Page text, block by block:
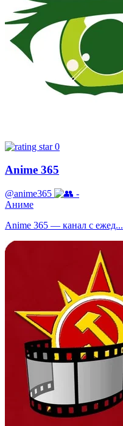
0
Anime 365
@anime365
-
Аниме
Anime 365 — канал с ежед...